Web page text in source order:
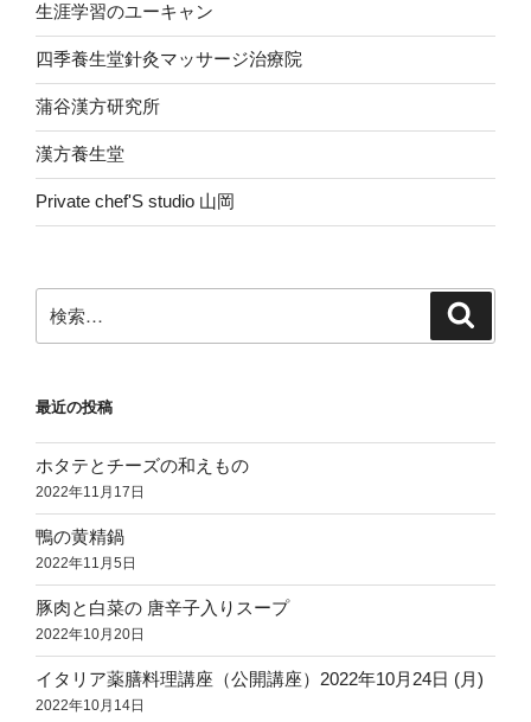
生涯学習のユーキャン
四季養生堂針灸マッサージ治療院
蒲谷漢方研究所
漢方養生堂
Private chef'S studio 山岡
索:
最近の投稿
ホタテとチーズの和えもの
2022年11月17日
鴨の黄精鍋
2022年11月5日
豚肉と白菜の 唐辛子入りスープ
2022年10月20日
イタリア薬膳料理講座（公開講座）2022年10月24日 (月)
2022年10月14日